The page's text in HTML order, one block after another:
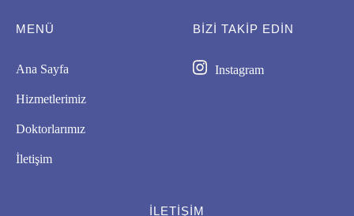
MENÜ
Ana Sayfa
Hizmetlerimiz
Doktorlarımız
İletişim
BIZI TAKİP EDİN
Instagram
İLETIŞIM